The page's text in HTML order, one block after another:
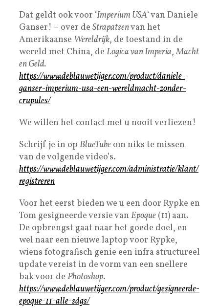
Dat geldt ook voor ‘Imperium USA‘ van Daniele
Ganser! – over de Strapatsenvan het
Amerikaanse Wereldrijk, de toestand in de
wereld met China, de Logica van Imperia,Macht
en Geld.
https://www.deblauwetijger.com/product/daniele-
ganser-imperium-usa-een-wereldmacht-zonder-
crupules/
We willen het contact met u nooit verliezen!
Schrijf je in op BlueTube om niks te missen
van de volgende video’s.
https://www.deblauwetijger.com/administratie/klant/
registreren
Voor het eerst bieden we u een door Rypke en
Tom gesigneerde versie van Epoque (11) aan.
De opbrengst gaat naar het goede doel, en
wel naar een nieuwe laptop voor Rypke,
wiens fotografisch genie een infra structureel
update vereist in de vorm van een snellere
bak voor de Photoshop.
https://www.deblauwetijger.com/product/gesigneerde-
epoque-11-alle-sdgs/